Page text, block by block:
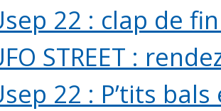
22 : clap de
STREET :
22 : P’tits